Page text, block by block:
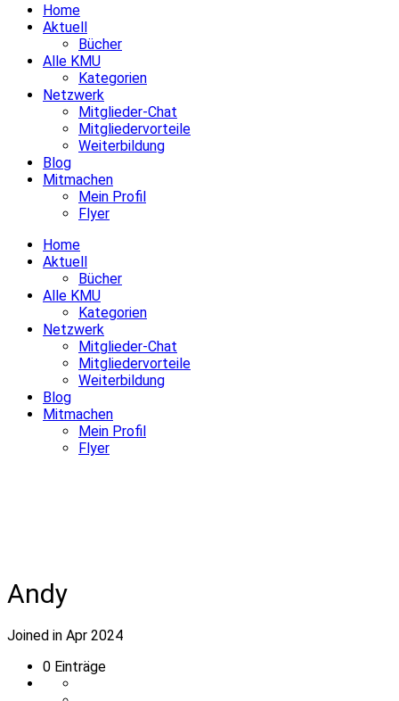
Home
Aktuell
Bücher
Alle KMU
Kategorien
Netzwerk
Mitglieder-Chat
Mitgliedervorteile
Weiterbildung
Blog
Mitmachen
Mein Profil
Flyer
Home
Aktuell
Bücher
Alle KMU
Kategorien
Netzwerk
Mitglieder-Chat
Mitgliedervorteile
Weiterbildung
Blog
Mitmachen
Mein Profil
Flyer
Andy
Joined in Apr 2024
0 Einträge